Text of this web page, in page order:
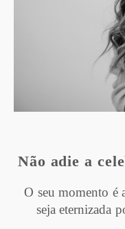
Não adie a
O seu momento é
seja eternizada